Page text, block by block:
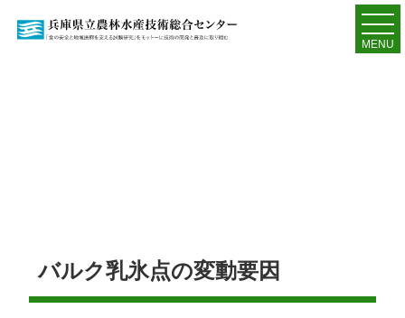
MENU
バルク乳氷点の変動要因